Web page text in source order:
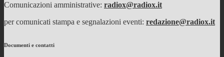
Comunicazioni amministrative: radiox@radiox.it
per comunicati stampa e segnalazioni eventi: redazione@radiox.it
Documenti e contatti